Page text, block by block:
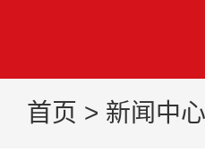
首页 > 新闻中心